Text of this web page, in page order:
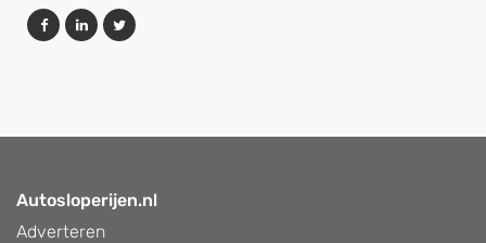
Autosloperijen.nl
Adverteren